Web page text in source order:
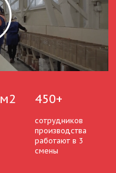
450+
сотрудников
производства
работают в 3
смены